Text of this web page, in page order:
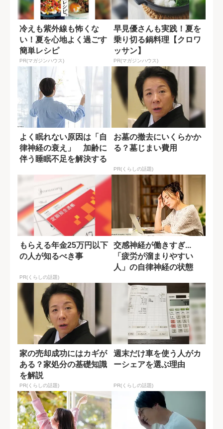
冷えも紫外線も怖くな
い！夏を心地よく過ごす
簡単レシピ
PR(マガジンハウス)
早見優さんも実践！夏を
乗り切る鍋料理【クロワ
ッサン】
PR(マガジンハウス)
よく眠れない原因は「自
律神経の衰え」 加齢に
伴う睡眠不足を解決する
お墓の撤去にいくらかか
る？墓じまい費用
PR(くらしの話題)
もらえる年金25万円以下
の人が知るべき事
PR(くらしの話題)
交感神経が働きすぎ...
「疲労が溜まりやすい
人」の自律神経の状態
家の売却成功にはカギが
ある？家処分の基礎知識
を解説
PR(くらしの話題)
週末だけ車を使う人がカ
ーシェアを選ぶ理由
PR(くらしの話題)